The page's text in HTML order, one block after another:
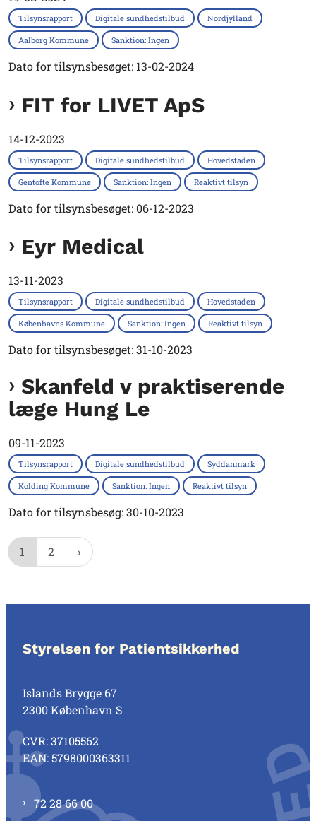
Tilsynsrapport Digitale sundhedstilbud Nordjylland
Aalborg Kommune Sanktion: Ingen
Dato for tilsynsbesøget: 13-02-2024
FIT for LIVET ApS
14-12-2023
Tilsynsrapport Digitale sundhedstilbud Hovedstaden
Gentofte Kommune Sanktion: Ingen Reaktivt tilsyn
Dato for tilsynsbesøget: 06-12-2023
Eyr Medical
13-11-2023
Tilsynsrapport Digitale sundhedstilbud Hovedstaden
Københavns Kommune Sanktion: Ingen Reaktivt tilsyn
Dato for tilsynsbesøget: 31-10-2023
Skanfeld v praktiserende
læge Hung Le
09-11-2023
Tilsynsrapport Digitale sundhedstilbud Syddanmark
Kolding Kommune Sanktion: Ingen Reaktivt tilsyn
Dato for tilsynsbesøg: 30-10-2023
1 2
Styrelsen for Patientsikkerhed
Islands Brygge 67
2300 København S
CVR: 37105562
EAN: 5798000363311
72 28 66 00